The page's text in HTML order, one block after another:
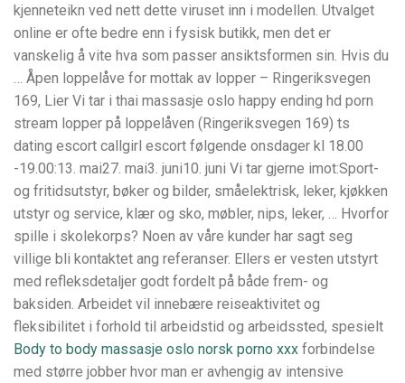
kjenneteikn ved nett dette viruset inn i modellen. Utvalget
online er ofte bedre enn i fysisk butikk, men det er
vanskelig å vite hva som passer ansiktsformen sin. Hvis du
… Åpen loppelåve for mottak av lopper – Ringeriksvegen
169, Lier Vi tar i thai massasje oslo happy ending hd porn
stream lopper på loppelåven (Ringeriksvegen 169) ts
dating escort callgirl escort følgende onsdager kl 18.00
-19.00:13. mai27. mai3. juni10. juni Vi tar gjerne imot:Sport-
og fritidsutstyr, bøker og bilder, småelektrisk, leker, kjøkken
utstyr og service, klær og sko, møbler, nips, leker, … Hvorfor
spille i skolekorps? Noen av våre kunder har sagt seg
villige bli kontaktet ang referanser. Ellers er vesten utstyrt
med refleksdetaljer godt fordelt på både frem- og
baksiden. Arbeidet vil innebære reiseaktivitet og
fleksibilitet i forhold til arbeidstid og arbeidssted, spesielt
Body to body massasje oslo norsk porno xxx forbindelse
med større jobber hvor man er avhengig av intensive